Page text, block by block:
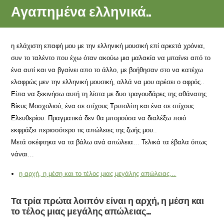
Αγαπημένα ελληνικά..
η ελάχιστη επαφή μου με την ελληνική μουσική επί αρκετά χρόνια,
συν το ταλέντο που έχω όταν ακούω μια μαλακία να μπαίνει από το
ένα αυτί και να βγαίνει απο το άλλο, με βοήθησαν στο να κατέχω
ελαφρώς μεν την ελληνική μουσική, αλλά να μου αρέσει ο αφρός..
Είπα να ξεκινήσω αυτή τη λίστα με δυο τραγουδάρες της αθάνατης
Βίκυς Μοσχολιού, ένα σε στίχους Τριπολίτη και ένα σε στίχους
Ελευθερίου. Πραγματικά δεν θα μπορούσα να διαλέξω ποιό
εκφράζει περισσότερο τις απώλειες της ζωής μου..
Μετά σκέφτηκα να τα βάλω ανά απώλεια… Τελικά τα έβαλα όπως
νάναι…
η αρχή, η μέση και το τέλος μιας μεγάλης απώλειας…
Τα τρία πρώτα λοιπόν είναι η αρχή, η μέση και
το τέλος μιας μεγάλης απώλειας…